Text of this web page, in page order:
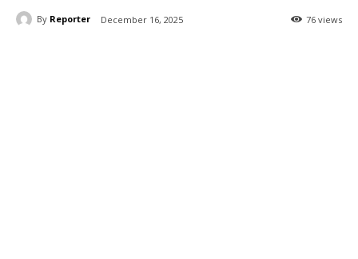
76 views
By Reporter December 16, 2025